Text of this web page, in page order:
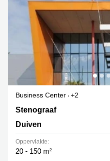
Business Center
+2
Stenograaf 1, Duiven
Stenograaf
Duiven
Oppervlakte:
20 - 150 m²